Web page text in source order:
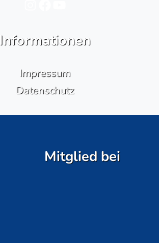
Informationen
Impressum
Datenschutz
Mitglied bei